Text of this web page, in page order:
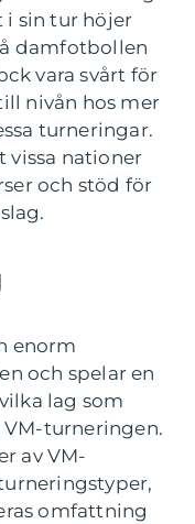
i sin tur höjer
damfotbollen
vara svårt för
nivån hos mer
turneringar.
vissa nationer
och stöd för
enorm
och spelar en
lag som
VM-turneringen.
av VM-
omfattning